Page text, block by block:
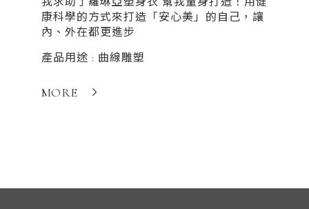
康科學的方式來打造「安心美」的自己，讓
內、外在都更進步
產品用途 : 曲線雕塑
MORE